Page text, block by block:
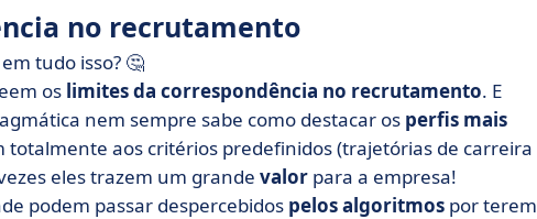
no recrutamento
em tudo isso? 🤔
os limites da correspondência no recrutamento. E
nem sempre sabe como destacar os perfis mais
totalmente aos critérios predefinidos (trajetórias de carreira
eles trazem um grande valor para a empresa!
podem passar despercebidos pelos algoritmos por terem